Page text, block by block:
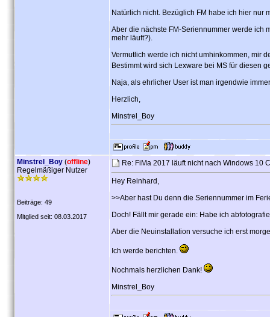
Natürlich nicht. Bezüglich FM habe ich hier
Aber die nächste FM-Seriennummer werde ich
mehr läuft?).
Vermutlich werde ich nicht umhinkommen, mir
Bestimmt wird sich Lexware bei MS für diesen
Naja, als ehrlicher User ist man irgendwie
Herzlich,
Minstrel_Boy
Minstrel_Boy (offline)
Regelmäßiger Nutzer
Beiträge: 49
Mitglied seit: 08.03.2017
Re: FiMa 2017 läuft nicht nach Windows 10
Hey Reinhard,
>>Aber hast Du denn die Seriennummer im
Doch! Fällt mir gerade ein: Habe ich
Aber die Neuinstallation versuche ich erst
Ich werde berichten.
Nochmals herzlichen Dank!
Minstrel_Boy